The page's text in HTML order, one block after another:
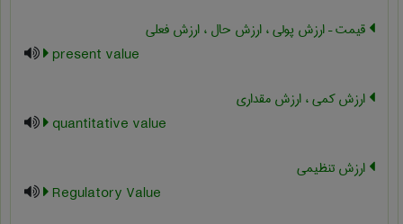
قیمت – ارزش پولی ، ارزش حال ، ارزش فعلی
present value
ارزش کمی ، ارزش مقداری
quantitative value
ارزش تنظیمی
Regulatory Value